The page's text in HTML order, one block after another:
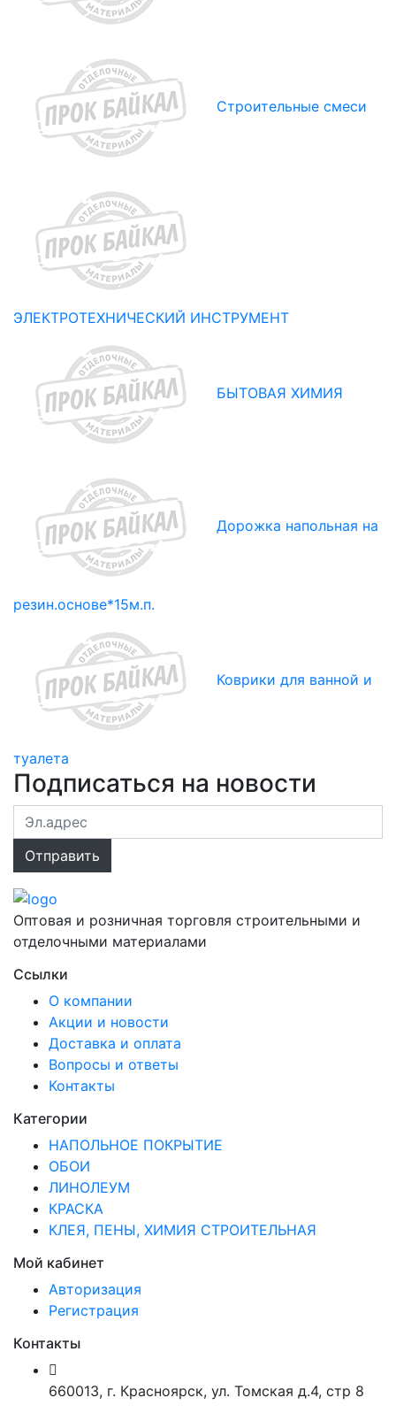
Строительные смеси
ЭЛЕКТРОТЕХНИЧЕСКИЙ ИНСТРУМЕНТ
БЫТОВАЯ ХИМИЯ
Дорожка напольная на
резин.основе*15м.п.
Коврики для ванной и
туалета
Подписаться на новости
Оптовая и розничная торговля строительными и
отделочными материалами
Ссылки
О компании
Акции и новости
Доставка и оплата
Вопросы и ответы
Контакты
Категории
НАПОЛЬНОЕ ПОКРЫТИЕ
ОБОИ
ЛИНОЛЕУМ
КРАСКА
КЛЕЯ, ПЕНЫ, ХИМИЯ СТРОИТЕЛЬНАЯ
Мой кабинет
Авторизация
Регистрация
Контакты
660013, г. Красноярск, ул. Томская д.4, стр 8